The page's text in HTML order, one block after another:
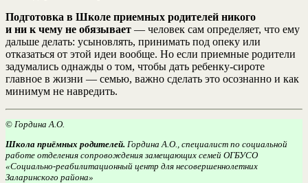
Подготовка в Школе приемных родителей никого
и ни к чему не обязывает — человек сам определяет, что ему
дальше делать: усыновлять, принимать под опеку или
отказаться от этой идеи вообще. Но если приемные родители
задумались однажды о том, чтобы дать ребенку-сироте
главное в жизни — семью, важно сделать это осознанно и как
минимум не навредить.
© Гордина А.О.
Школа приёмных родителей. Гордина А.О., специалист по социальной
работе отделения сопровождения замещающих семей ОГБУСО
«Социально-реабилитационный центр для несовершеннолетних
Заларинского района»